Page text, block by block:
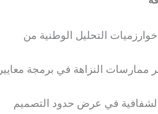
خوارزميات التحليل الوطنية من
ممارسات النزاهة في برمجة معايير
الشفافية في عرض حدود التصميم